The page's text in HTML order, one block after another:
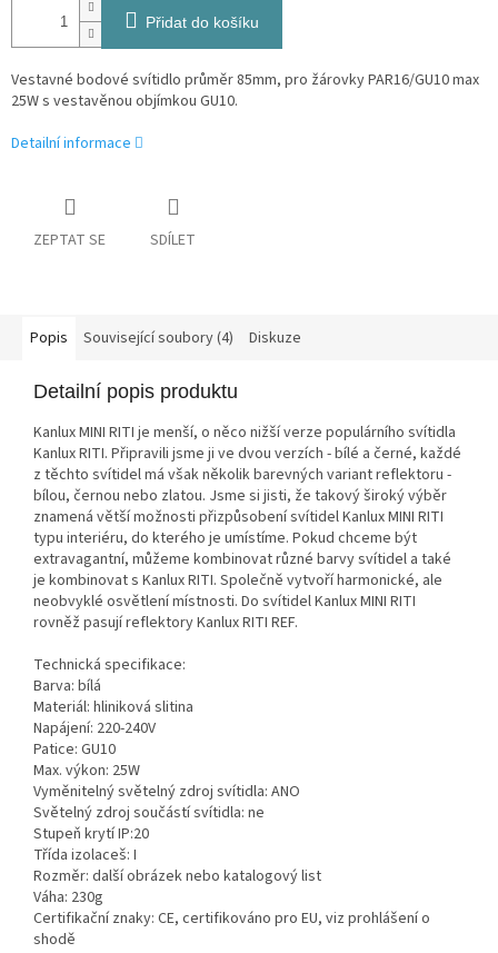
Přidat do košíku
Vestavné bodové svítidlo průměr 85mm, pro žárovky PAR16/GU10 max
25W s vestavěnou objímkou GU10.
Detailní informace
ZEPTAT SE SDÍLET
Popis Související soubory (4) Diskuze
Detailní popis produktu
Kanlux MINI RITI je menší, o něco nižší verze populárního svítidla
Kanlux RITI. Připravili jsme ji ve dvou verzích - bílé a černé, každé
z těchto svítidel má však několik barevných variant reflektoru -
bílou, černou nebo zlatou. Jsme si jisti, že takový široký výběr
znamená větší možnosti přizpůsobení svítidel Kanlux MINI RITI
typu interiéru, do kterého je umístíme. Pokud chceme být
extravagantní, můžeme kombinovat různé barvy svítidel a také
je kombinovat s Kanlux RITI. Společně vytvoří harmonické, ale
neobvyklé osvětlení místnosti. Do svítidel Kanlux MINI RITI
rovněž pasují reflektory Kanlux RITI REF.
Technická specifikace:
Barva: bílá
Materiál: hliniková slitina
Napájení: 220-240V
Patice: GU10
Max. výkon: 25W
Vyměnitelný světelný zdroj svítidla: ANO
Světelný zdroj součástí svítidla: ne
Stupeň krytí IP:20
Třída izolaceš: I
Rozměr: další obrázek nebo katalogový list
Váha: 230g
Certifikační znaky: CE, certifikováno pro EU, viz prohlášení o
shodě